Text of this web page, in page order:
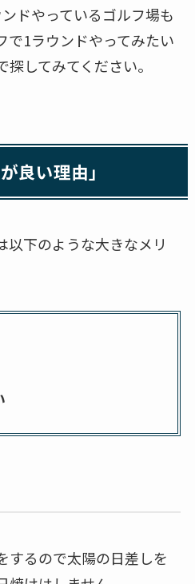
ドやっているゴルフ場も
で1ラウンドやってみたい
してみてください。
良い理由」
以下のような大きなメリ
するので太陽の日差しを